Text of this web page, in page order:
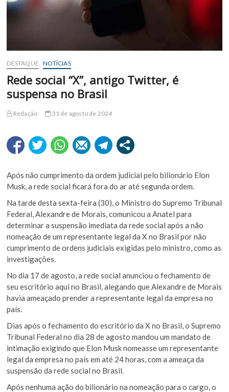
DESTAQUE NOTÍCIAS
Rede social “X”, antigo Twitter, é
suspensa no Brasil
Redação 31 de agosto de 2024
Após não cumprimento da ordem judicial pelo bilionário Elon
Musk, a rede social ficará fora do ar até segunda ordem.
Na tarde desta sexta-feira (30), o Ministro do Supremo Tribunal
Federal, Alexandre de Morais, comunicou a Anatel para
determinar a suspensão imediata da rede social após a não
nomeação de um representante legal da X no Brasil por não
cumprimento de ordens judiciais exigidas pelo ministro, como as
investigações.
No dia 17 de agosto, a rede social anunciou o fechamento de
seu escritório aqui no Brasil, alegando que Alexandre de Morais
havia ameaçado prender a representante legal da empresa no
país.
Dias após o fechamento do escritório da X no Brasil, o Supremo
Tribunal Federal no dia 28 de agosto mandou um mandato de
intimação exigindo que Elon Musk nomeasse um representante
legal da empresa no país em até 24 horas, com a ameaça da
suspensão da rede social no Brasil.
Após nenhuma ação do bilionário na nomeação para o cargo, o